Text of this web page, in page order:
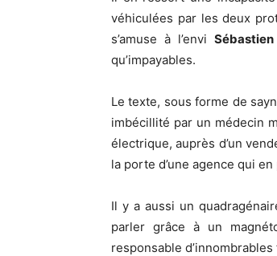
véhiculées par les deux
s’amuse à l’envi
qu’impayables.
Le texte, sous forme de
imbécillité par un médecin
électrique, auprès d’un
la porte d’une agence qui
Il y a aussi un
parler grâce à un
responsable